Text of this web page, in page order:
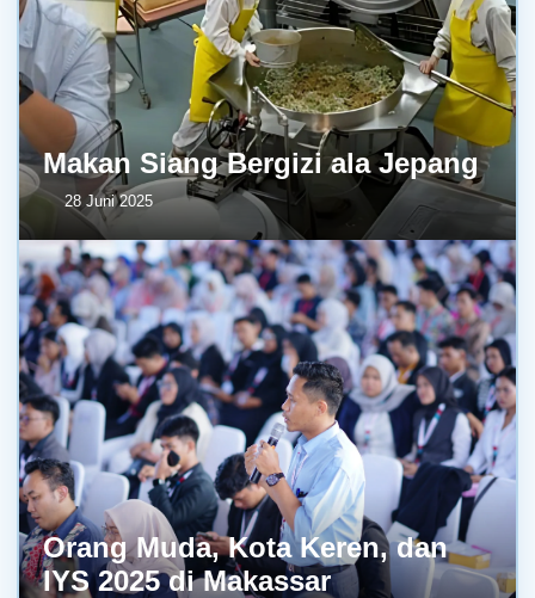
Makan Siang Bergizi ala Jepang
28 Juni 2025
Orang Muda, Kota Keren, dan
IYS 2025 di Makassar